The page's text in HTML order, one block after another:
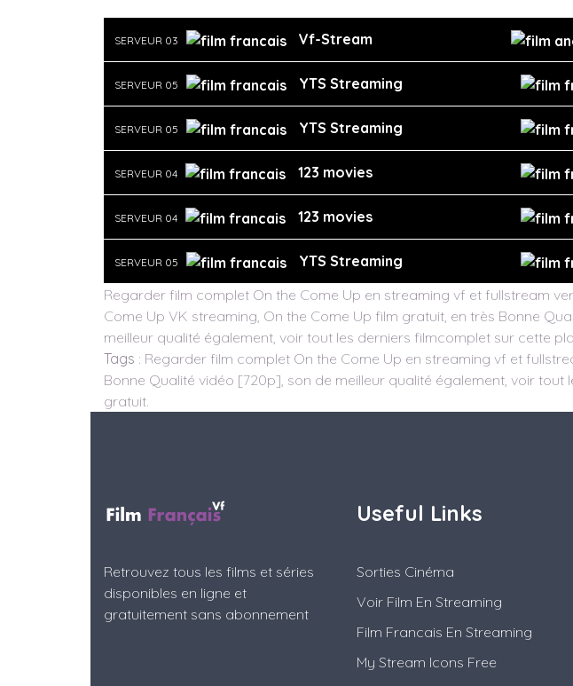
SERVEUR 03 Vf-Stream
SERVEUR 05 YTS Streaming
SERVEUR 05 YTS Streaming
SERVEUR 04 123 movies
SERVEUR 04 123 movies
SERVEUR 05 YTS Streaming
Regarder film complet On the Come Up en streaming vf et fullstream
Come Up VK streaming, On the Come Up film gratuit, en très Bonne
meilleur qualité également, voir tout les derniers filmcomplet sur cette
Tags : Regarder film complet On the Come Up en streaming vf et
Bonne Qualité vidéo [720p], son de meilleur qualité également, voir
gratuit.
Retrouvez tous les films et séries
disponibles en ligne et
gratuitement sans abonnement
Useful Links
Sorties Cinéma
Voir Film En Streaming
Film Francais En Streaming
My Stream Icons Free